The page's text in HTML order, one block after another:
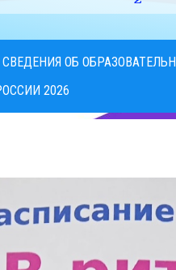
СВЕДЕНИЯ ОБ
2026